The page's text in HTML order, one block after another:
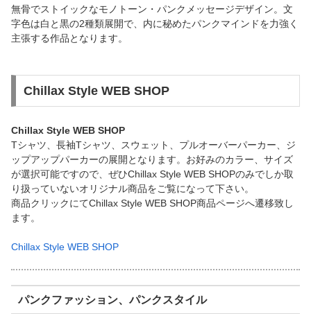
無骨でストイックなモノトーン・パンクメッセージデザイン。文
字色は白と黒の2種類展開で、内に秘めたパンクマインドを力強く
主張する作品となります。
Chillax Style WEB SHOP
Chillax Style WEB SHOP
Tシャツ、長袖Tシャツ、スウェット、プルオーバーパーカー、ジ
ップアップパーカーの展開となります。お好みのカラー、サイズ
が選択可能ですので、ぜひChillax Style WEB SHOPのみでしか取
り扱っていないオリジナル商品をご覧になって下さい。
商品クリックにてChillax Style WEB SHOP商品ページへ遷移致し
ます。
Chillax Style WEB SHOP
パンクファッション、パンクスタイル